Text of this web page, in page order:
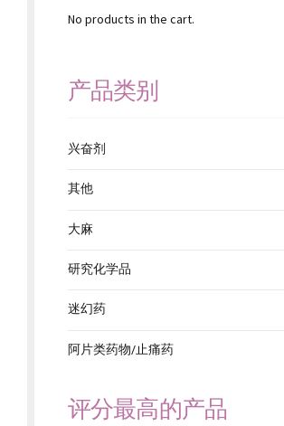
No products in the cart.
产品类别
兴奋剂
其他
大麻
研究化学品
迷幻药
阿片类药物/止痛药
评分最高的产品